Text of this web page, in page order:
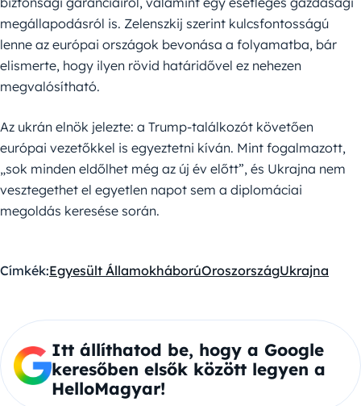
megállapodásról is. Zelenszkij szerint kulcsfontosságú
lenne az európai országok bevonása a folyamatba, bár
elismerte, hogy ilyen rövid határidővel ez nehezen
megvalósítható.
Az ukrán elnök jelezte: a Trump-találkozót követően
európai vezetőkkel is egyeztetni kíván. Mint fogalmazott,
„sok minden eldőlhet még az új év előtt”, és Ukrajna nem
vesztegethet el egyetlen napot sem a diplomáciai
megoldás keresése során.
Címkék:Egyesült ÁllamokháborúOroszországUkrajna
Itt állíthatod be, hogy a Google
keresőben elsők között legyen a
HelloMagyar!